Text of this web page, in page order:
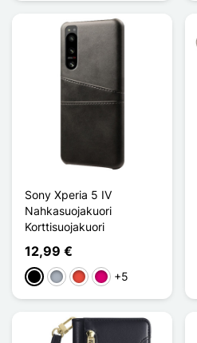
Sony Xperia 5 IV
Nahkasuojakuori
Korttisuojakuori
12,99 €
MustaHarmaaPunainen
Magenta
+5